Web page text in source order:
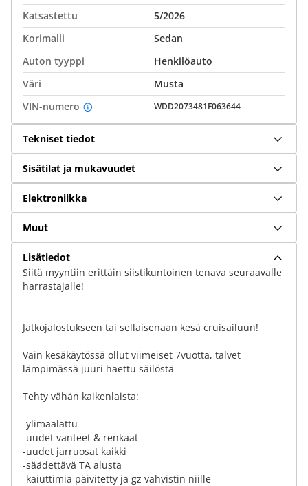
Katsastettu
5/2026
Korimalli
Sedan
Auton tyyppi
Henkilöauto
Väri
Musta
VIN-numero
WDD2073481F063644
Tekniset tiedot
Sisätilat ja mukavuudet
Elektroniikka
Muut
Lisätiedot
Siitä myyntiin erittäin siistikuntoinen tenava seuraavalle
harrastajalle!
Jatkojalostukseen tai sellaisenaan kesä cruisailuun!
Vain kesäkäytössä ollut viimeiset 7vuotta, talvet
lämpimässä juuri haettu säilöstä
Tehty vähän kaikenlaista:
-ylimaalattu
-uudet vanteet & renkaat
-uudet jarruosat kaikki
-säädettävä TA alusta
-kaiuttimia päivitetty ja gz vahvistin niille